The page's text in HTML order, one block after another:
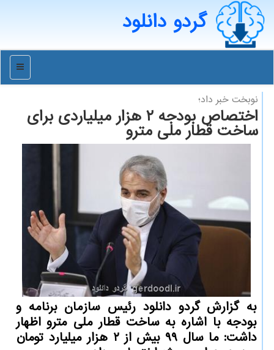
گردو دانلود
منو
نوبخت خبر داد؛
اختصاص بودجه ۲ هزار میلیاردی برای
ساخت قطار ملی مترو
به گزارش گردو دانلود رئیس سازمان برنامه و
بودجه با اشاره به ساخت قطار ملی مترو اظهار
داشت: ما سال ۹۹ بیش از ۲ هزار میلیارد تومان